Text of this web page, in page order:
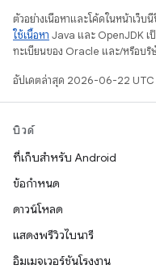
ตัวอย่างเนื้อหาและโค้ดในหน้าเว็
ใช้เนื้อหา Java และ OpenJDK เป็
ทะเบียนของ Oracle และ/หรือบริ
อัปเดตล่าสุด 2026-06-22 UTC
บิวด์
ที่เก็บสำหรับ Android
ข้อกำหนด
ดาวน์โหลด
แสดงพรีวิวไบนารี
อิมเมจเวอร์ชันโรงงาน